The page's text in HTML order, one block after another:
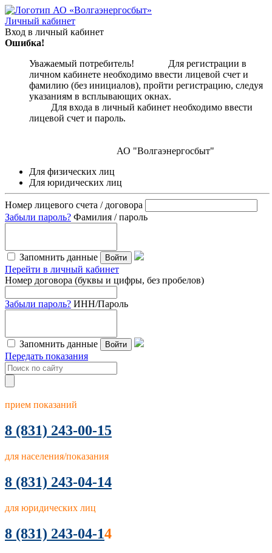
Личный кабинет
Вход в личный кабинет
Ошибка!
Уважаемый потребитель! Для регистрации в
личном кабинете необходимо ввести лицевой счет и
фамилию (без инициалов), пройти регистрацию, следуя
указаниям в всплывающих окнах.
Для входа в личный кабинет необходимо ввести
лицевой счет и пароль.
АО "Волгаэнергосбыт"
Для физических лиц
Для юридических лиц
Номер лицевого счета / договора
Забыли пароль? Фамилия / пароль
Запомнить данные Войти
Перейти в личный кабинет
Номер договора (буквы и цифры, без пробелов)
Забыли пароль? ИНН/Пароль
Запомнить данные Войти
Передать показания
прием показаний
8 (831) 243-00-15
для населения/показания
8 (831) 243-04-14
для юридических лиц
8 (831) 243-04-14